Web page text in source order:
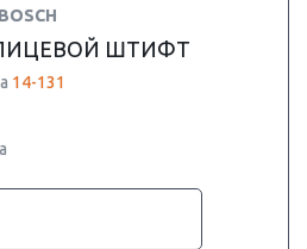
BOSCH
ШТИФТ
14-131